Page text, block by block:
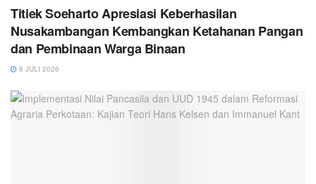
Titiek Soeharto Apresiasi Keberhasilan
Nusakambangan Kembangkan Ketahanan Pangan
dan Pembinaan Warga Binaan
6 JULI 2026